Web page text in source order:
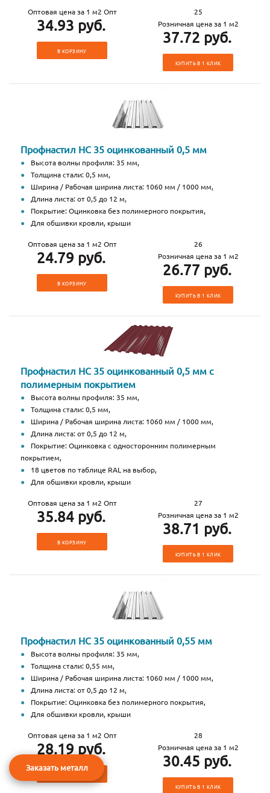
Оптовая цена за 1 м2 Опт
34.93 руб.
В КОРЗИНУ
25
Розничная цена за 1 м2
37.72 руб.
КУПИТЬ В 1 КЛИК
Профнастил НС 35 оцинкованный 0,5 мм
Высота волны профиля: 35 мм,
Толщина стали: 0,5 мм,
Ширина / Рабочая ширина листа: 1060 мм / 1000 мм,
Длина листа: от 0,5 до 12 м,
Покрытие: Оцинковка без полимерного покрытия,
Для обшивки кровли, крыши
Оптовая цена за 1 м2 Опт
24.79 руб.
В КОРЗИНУ
26
Розничная цена за 1 м2
26.77 руб.
КУПИТЬ В 1 КЛИК
Профнастил НС 35 оцинкованный 0,5 мм с
полимерным покрытием
Высота волны профиля: 35 мм,
Толщина стали: 0,5 мм,
Ширина / Рабочая ширина листа: 1060 мм / 1000 мм,
Длина листа: от 0,5 до 12 м,
Покрытие: Оцинковка с односторонним полимерным
покрытием,
18 цветов по таблице RAL на выбор,
Для обшивки кровли, крыши
Оптовая цена за 1 м2 Опт
35.84 руб.
В КОРЗИНУ
27
Розничная цена за 1 м2
38.71 руб.
КУПИТЬ В 1 КЛИК
Профнастил НС 35 оцинкованный 0,55 мм
Высота волны профиля: 35 мм,
Толщина стали: 0,55 мм,
Ширина / Рабочая ширина листа: 1060 мм / 1000 мм,
Длина листа: от 0,5 до 12 м,
Покрытие: Оцинковка без полимерного покрытия,
Для обшивки кровли, крыши
Оптовая цена за 1 м2 Опт
28.19 руб.
28
Розничная цена за 1 м2
30.45 руб.
КУПИТЬ В 1 КЛИК
Заказать металл